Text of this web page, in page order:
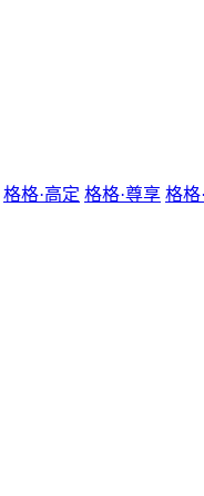
格格·高定 格格·尊享 格格